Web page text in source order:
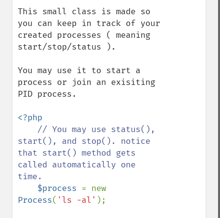
This small class is made so
you can keep in track of your
created processes ( meaning
start/stop/status ).
You may use it to start a
process or join an exisiting
PID process.
<?php
// You may use status(),
start(), and stop(). notice
that start() method gets
called automatically one
time.
$process
Process( 'ls -al' );